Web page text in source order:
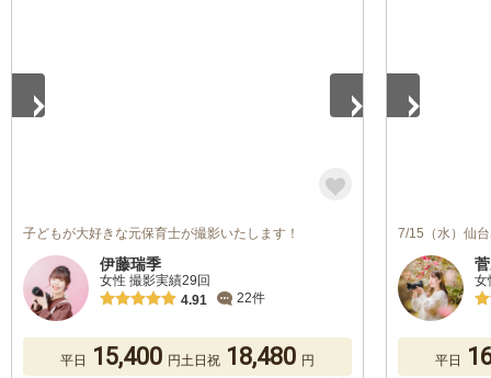
子どもが大好きな元保育士が撮影いたします！
伊藤瑞季
女性 撮影実績29回
4.91
22件
平日 15,400 円土日祝 18,480 円
7/15（水）仙
女
平日